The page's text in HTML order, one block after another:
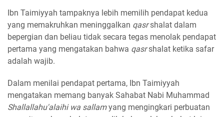
Ibn Taimiyyah tampaknya lebih memilih pendapat kedua
yang memakruhkan meninggalkan qasrshalat dalam
bepergian dan beliau tidak secara tegas menolak pendapat
pertama yang mengatakan bahwa qasrshalat ketika safar
adalah wajib.
Dalam menilai pendapat pertama, Ibn Taimiyyah
mengatakan memang banyak Sahabat Nabi Muhammad
Shallallahu'alaihi wa sallamyang mengingkari perbuatan